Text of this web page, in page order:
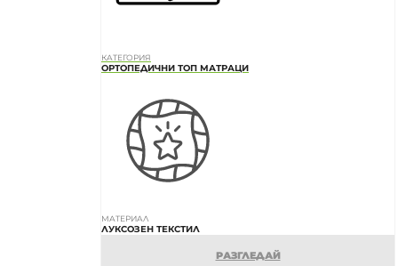
КАТЕГОРИЯ
ОРТОПЕДИЧНИ ТОП МАТРАЦИ
МАТЕРИАЛ
ЛУКСОЗЕН ТЕКСТИЛ
РАЗГЛЕДАЙ